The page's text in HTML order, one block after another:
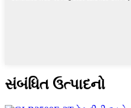
સંબંધિત ઉત્પાદનો